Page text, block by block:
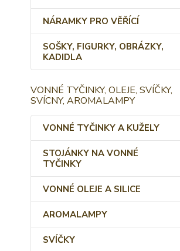
NÁRAMKY PRO VĚŘÍCÍ
SOŠKY, FIGURKY, OBRÁZKY,
KADIDLA
VONNÉ TYČINKY, OLEJE, SVÍČKY,
SVÍCNY, AROMALAMPY
VONNÉ TYČINKY A KUŽELY
STOJÁNKY NA VONNÉ
TYČINKY
VONNÉ OLEJE A SILICE
AROMALAMPY
SVÍČKY